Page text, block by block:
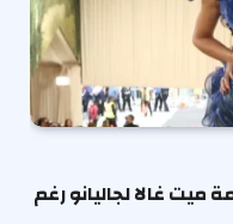
ميت غالا لجاليانو رغم